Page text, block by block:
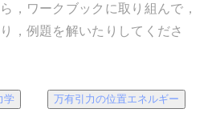
，ワークブックに取り組んで，
，例題を解いたりしてくださ
学 万有引力の位置エネルギー